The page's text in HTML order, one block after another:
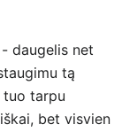
daugelis net
tą
tuo tarpu
bet visvien